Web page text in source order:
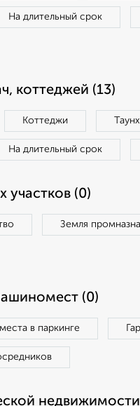
На длительный срок
коттеджей (13)
Коттеджи
На длительный срок
участков (0)
Земля
(0)
в паркинге
недвижимости